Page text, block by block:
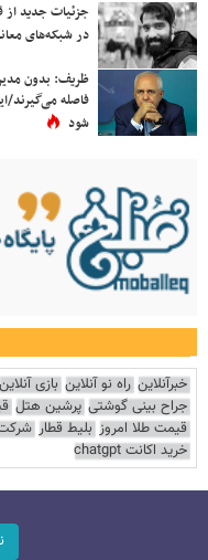
جزئیات جدید
در شبکه‌های
ظریف: بدون
فاصله می‌گیرند/
شود
خبرآنلاین راه نو آنلاین بازی آنلاین
جراح بینی گوشتی پرشین هتل
قیمت طلا امروز بلیط قطار
خرید اکانت chatgpt